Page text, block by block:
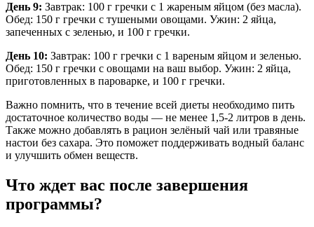
День 9: Завтрак: 100 г гречки с 1 жареным яйцом (без масла).
Обед: 150 г гречки с тушеными овощами. Ужин: 2 яйца,
запеченных с зеленью, и 100 г гречки.
День 10: Завтрак: 100 г гречки с 1 вареным яйцом и зеленью.
Обед: 150 г гречки с овощами на ваш выбор. Ужин: 2 яйца,
приготовленных в пароварке, и 100 г гречки.
Важно помнить, что в течение всей диеты необходимо пить
достаточное количество воды — не менее 1,5-2 литров в день.
Также можно добавлять в рацион зелёный чай или травяные
настои без сахара. Это поможет поддерживать водный баланс
и улучшить обмен веществ.
Что ждет вас после завершения
программы?